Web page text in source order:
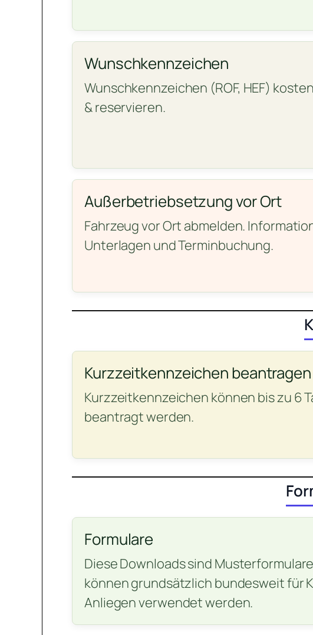
Wunschkennzeichen
Wunschkennzeichen (ROF, HEF)
& reservieren.
Außerbetriebsetzung vor Ort
Fahrzeug vor Ort abmelden.
Unterlagen und Terminbuchung.
Kurzzeitkennzeichen beantragen
Kurzzeitkennzeichen können bis zu 6
beantragt werden.
Formulare
Diese Downloads sind
können grundsätzlich bundesweit für
Anliegen verwendet werden.